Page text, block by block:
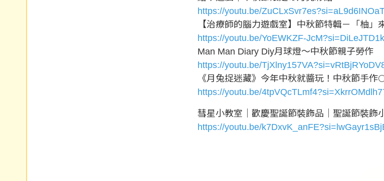
https://youtu.be/
【治療師的腦力遊戲室】中秋節特輯－「柚」
https://youtu.be/YoEWKZF-
Man Man Diary Diy月球燈～中秋節親子勞作
https://youtu.be/
《月兔捉迷藏》今年中秋就醬玩！中秋節手作
https://youtu.be/
彗星小教室｜歡慶聖誕節裝飾品｜聖誕節裝飾
https://youtu.be/